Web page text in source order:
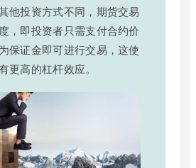
他投资方式不同，期货交易
，即投资者只需支付合约价
保证金即可进行交易，这使
更高的杠杆效应。